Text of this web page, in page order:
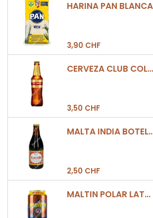
HARINA PAN BLANCA
3,90 CHF
CERVEZA CLUB COLOMBIA DORADA BOTELLA 330ML
3,50 CHF
MALTA INDIA
2,50 CHF
MALTIN POLAR LATA 330ML